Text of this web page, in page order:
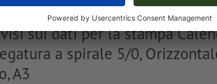
sui dati per la stampa
a spirale 5/0,
A3